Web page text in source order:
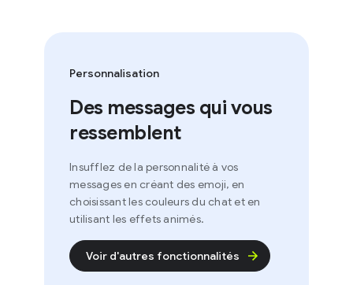
Personnalisation
Des messages qui vous
ressemblent
Insufflez de la personnalité à vos
messages en créant des emoji, en
choisissant les couleurs du chat et en
utilisant les effets animés.
Voir d'autres fonctionnalités